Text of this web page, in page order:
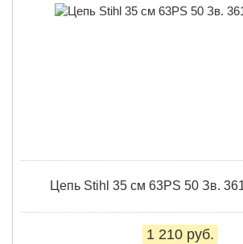
Цепь Stihl 35 см 63PS 50 Зв.
1 210 руб.